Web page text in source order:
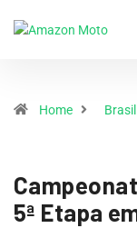
Home Brasil
5ª Etapa